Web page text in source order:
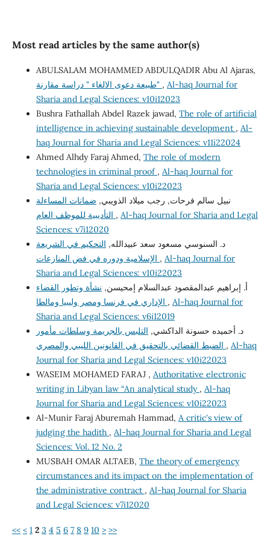
Most read articles by the same author(s)
ABULSALAM MOHAMMED ABDULQADIR Abu Al Ajaras,
طبيعة دعوى الالغاء " دراسة مقارنة" , Al-haq Journal for
Sharia and Legal Sciences: v10i12023
Bushra Fathallah Abdel Razek jawad, The role of artificial
intelligence in achieving sustainable development , Al-
haq Journal for Sharia and Legal Sciences: v11i22024
Ahmed Alhdy Faraj Ahmed, The role of modern
technologies in criminal proof , Al-haq Journal for
Sharia and Legal Sciences: v10i22023
نبيل سالم فرحات, رجب ميلاد الذويبي, ضمانات المساءلة
, Al-haq Journal for Sharia and Legal
Sciences: v7i12020
د. السنوسي مسعود سعد عبيدالله, التحكيم في الشريعة
, Al-haq Journal for
Sharia and Legal Sciences: v10i22023
أ. إبراهيم عبدالمقصود عبدالسلام إمحيسن, نشأة وتطور القضاء
, Al-haq Journal for
Sharia and Legal Sciences: v6i12019
د. أحميده حسونة الداكشي, التلبس بالجريمة وسلطات مأمور
, Al-haq
Journal for Sharia and Legal Sciences: v10i22023
WASEIM MOHAMED FARAJ , Authoritative electronic
writing in Libyan law “An analytical study , Al-haq
Journal for Sharia and Legal Sciences: v10i22023
Al-Munir Faraj Aburemah Hammad, A critic's view of
judging the hadith , Al-haq Journal for Sharia and Legal
Sciences: Vol. 12 No. 2
MUSBAH OMAR ALTAEB, The theory of emergency
circumstances and its impact on the implementation of
the administrative contract , Al-haq Journal for Sharia
and Legal Sciences: v7i12020
<< < 1 2 3 4 5 6 7 8 9 10 > >>